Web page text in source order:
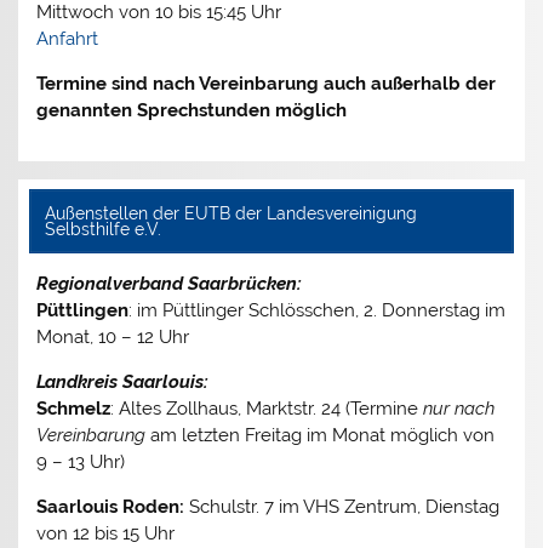
Mittwoch von 10 bis 15:45 Uhr
Anfahrt
Termine sind nach Vereinbarung auch außerhalb der
genannten Sprechstunden möglich
Außenstellen der EUTB der Landesvereinigung
Selbsthilfe e.V.
Regionalverband Saarbrücken:
Püttlingen: im Püttlinger Schlösschen, 2. Donnerstag im
Monat, 10 – 12 Uhr
Landkreis Saarlouis:
Schmelz: Altes Zollhaus, Marktstr. 24 (Terminenur nach
Vereinbarungam letzten Freitag im Monat möglich von
9 – 13 Uhr)
Saarlouis Roden:Schulstr. 7 im VHS Zentrum, Dienstag
von 12 bis 15 Uhr